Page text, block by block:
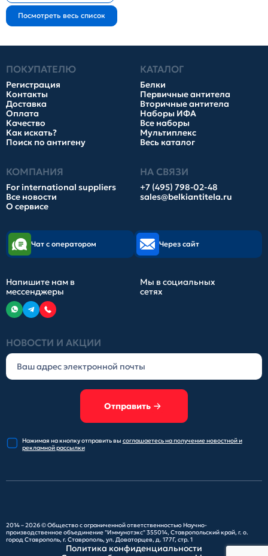
ПОКУПАТЕЛЮ
Регистрация
Контакты
Доставка
Оплата
Качество
Как искать?
Поиск по антигену
КАТАЛОГ
Белки
Первичные антитела
Вторичные антитела
Наборы ИФА
Все наборы
Мультиплекс
Весь каталог
КОМПАНИЯ
For international suppliers
Все новости
О сервисе
НА СВЯЗИ
+7 (495) 798-02-48
sales@belkiantitela.ru
НОВОСТИ И АКЦИИ
Отправить
Нажимая на кнопку отправитьвы соглашаетесь на получениеновостной и
рекламной рассылки
Чат с оператором Через сайт
Напишите нам в
мессенджеры
Мы в социальных
сетях
2014 – 2026 ©Общество с ограниченной ответственностью Научно-
производственное объединение "Иммунотэкс"355014, Ставропольский край, г. о.
город Ставрополь, г. Ставрополь, ул. Доваторцев, д. 177Г, стр. 1
Политика конфиденциальности